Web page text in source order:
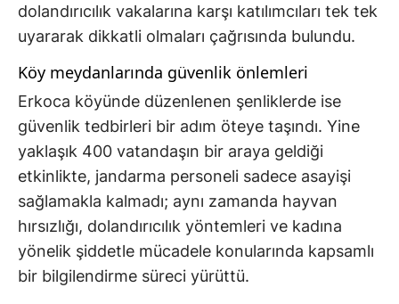
dolandırıcılık vakalarına karşı katılımcıları tek tek
uyararak dikkatli olmaları çağrısında bulundu.
Köy meydanlarında güvenlik önlemleri
Erkoca köyünde düzenlenen şenliklerde ise
güvenlik tedbirleri bir adım öteye taşındı. Yine
yaklaşık 400 vatandaşın bir araya geldiği
etkinlikte, jandarma personeli sadece asayişi
sağlamakla kalmadı; aynı zamanda hayvan
hırsızlığı, dolandırıcılık yöntemleri ve kadına
yönelik şiddetle mücadele konularında kapsamlı
bir bilgilendirme süreci yürüttü.